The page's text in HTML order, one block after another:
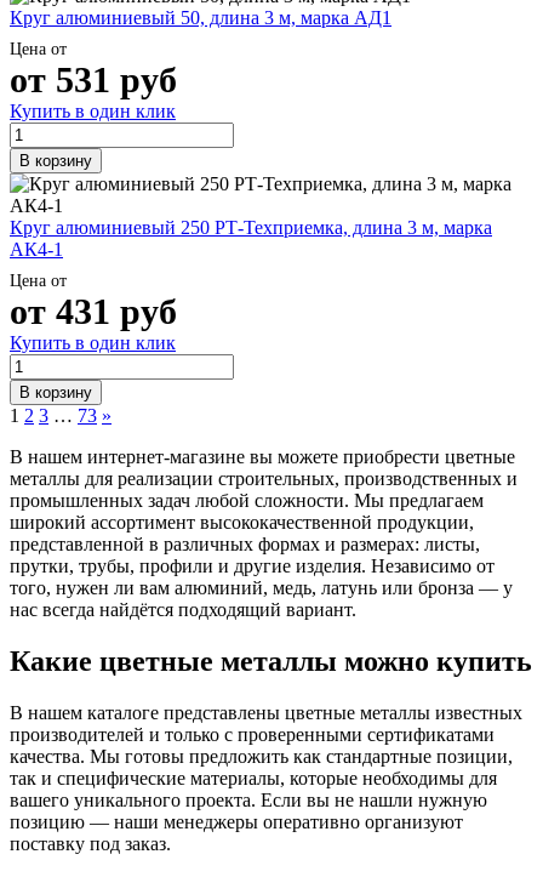
Круг алюминиевый 50, длина 3 м, марка АД1
Цена от
от 531 руб
Купить в один клик
В корзину
Круг алюминиевый 250 РТ-Техприемка, длина 3 м, марка
АК4-1
Цена от
от 431 руб
Купить в один клик
В корзину
1 2 3 … 73 »
В нашем интернет-магазине вы можете приобрести цветные
металлы для реализации строительных, производственных и
промышленных задач любой сложности. Мы предлагаем
широкий ассортимент высококачественной продукции,
представленной в различных формах и размерах: листы,
прутки, трубы, профили и другие изделия. Независимо от
того, нужен ли вам алюминий, медь, латунь или бронза — у
нас всегда найдётся подходящий вариант.
Какие цветные металлы можно купить
В нашем каталоге представлены цветные металлы известных
производителей и только с проверенными сертификатами
качества. Мы готовы предложить как стандартные позиции,
так и специфические материалы, которые необходимы для
вашего уникального проекта. Если вы не нашли нужную
позицию — наши менеджеры оперативно организуют
поставку под заказ.